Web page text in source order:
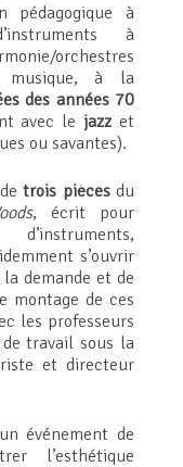
pédagogique à
à
orchestres
musique, à la
des années 70
avec le jazz et
ou savantes).
detrois piècesdu
, écrit pour
s’ouvrir
demande et de
montage de ces
les professeurs
travail sous la
et directeur
événement de
l’esthétique